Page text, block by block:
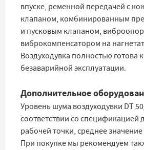
впуске, ременной передачей с
клапаном, комбинированным
и пусковым клапаном,
виброкомпенсатором на
Воздуходувка полностью готова
безаварийной эксплуатации.
Дополнительное
Уровень шума воздуходувки DT
соответствии со спецификацией
рабочей точки, среднее значение
При покупке мы рекомендуем